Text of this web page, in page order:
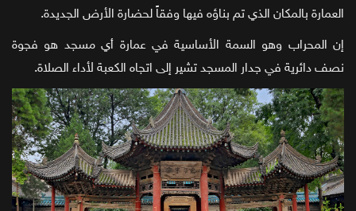
العمارة بالمكان الذي تم بناؤه فيها وفقاً لحضارة الأرض الجديدة.
إن المحراب وهو السمة الأساسية في عمارة أي مسجد هو فجوة
نصف دائرية في جدار المسجد تشير إلى اتجاه الكعبة لأداء الصلاة.